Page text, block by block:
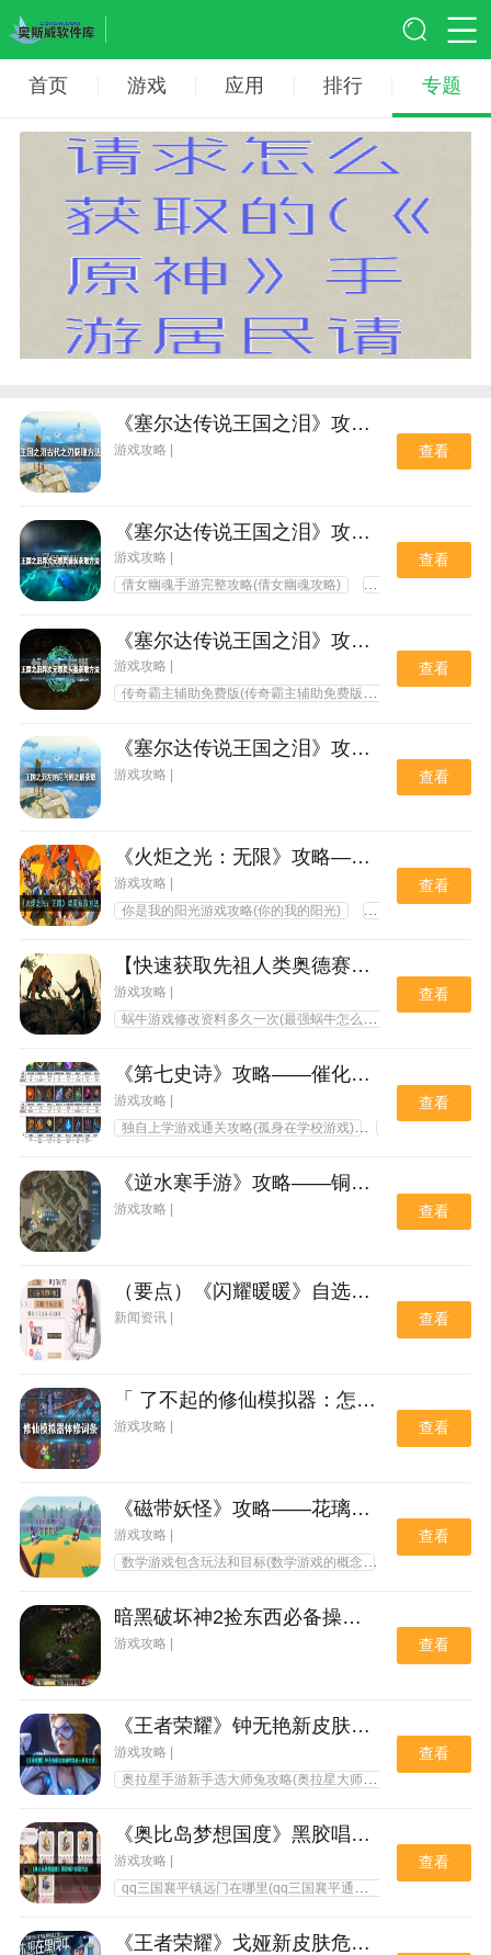
首页 游戏 应用 排行 专题
《塞尔达传说王国之泪》攻略——古代之刃获取方法
游戏攻略 | 查看
《塞尔达传说王国之泪》攻略——异次元恶灵套装怎么获取
游戏攻略 |
倩女幽魂手游完整攻略(倩女幽魂攻略)
圣安地列斯快速游
查看
《塞尔达传说王国之泪》攻略——异次元恶灵头盔怎么获取
游戏攻略 |
传奇霸主辅助免费版(传奇霸主辅助免费版PC版)
查看
《塞尔达传说王国之泪》攻略——左纳尼乌姆之盾获取攻略
游戏攻略 | 查看
《火炬之光：无限》攻略——契灵获取方法
游戏攻略 |
你是我的阳光游戏攻略(你的我的阳光)
你是我的阳光游戏
查看
【快速获取先祖人类奥德赛的操作和画面设置：一步到位！】
游戏攻略 | 查看
《第七史诗》攻略——催化剂怎么获取
游戏攻略 |
独自上学游戏通关攻略(孤身在学校游戏)
查看
《逆水寒手游》攻略——铜钱获取攻略
游戏攻略 | 查看
（要点）《闪耀暖暖》自选闪耀印象限时开放获取！
新闻资讯 | 查看
「 了不起的修仙模拟器：怎么样突破房间属性，让你轻而易举地获取功法！」
游戏攻略 | 查看
《磁带妖怪》攻略——花璃仙子获取方法
游戏攻略 |
数学游戏包含玩法和目标(数学游戏的概念)
查看
暗黑破坏神2捡东西必备操作！一步到位教你怎样轻松获取宝物！
游戏攻略 | 查看
《王者荣耀》钟无艳新皮肤超时空战士获取方法
游戏攻略 |
奥拉星手游新手选大师兔攻略(奥拉星大师兔突破怎么打)
查看
《奥比岛梦想国度》黑胶唱片获取方法
游戏攻略 |
qq三国襄平镇远门在哪里(qq三国襄平通行卷)
查看
《王者荣耀》戈娅新皮肤危途狂花最低获取价格